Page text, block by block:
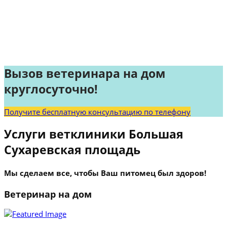
Вызов ветеринара на дом
круглосуточно!
Получите бесплатную консультацию по телефону
Услуги ветклиники Большая
Сухаревская площадь
Мы сделаем все, чтобы Ваш питомец был здоров!
Ветеринар на дом